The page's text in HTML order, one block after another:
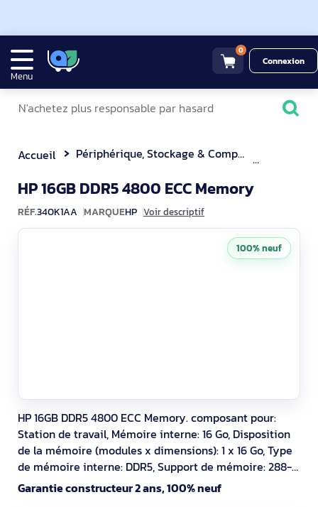
Menu
0
Connexion
Accueil Périphérique, Stockage & Composant
HP 16GB DDR5 4800 ECC Memory
RÉF.340K1AA MARQUEHP Voir descriptif
HP 16GB DDR5 4800 ECC Memory. composant pour:
Station de travail, Mémoire interne: 16 Go, Disposition
de la mémoire (modules x dimensions): 1 x 16 Go, Type
de mémoire interne: DDR5, Support de mémoire: 288-
pin DIMM, ECC
Garantie constructeur 2 ans, 100% neuf
100% neuf